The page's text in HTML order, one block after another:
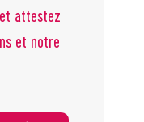
attestez
et notre